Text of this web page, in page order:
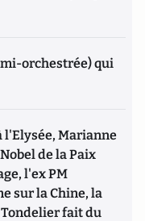
orchestrée) qui
l'Elysée, Marianne
de la Paix
l'ex PM
sur la Chine, la
Tondelier fait du